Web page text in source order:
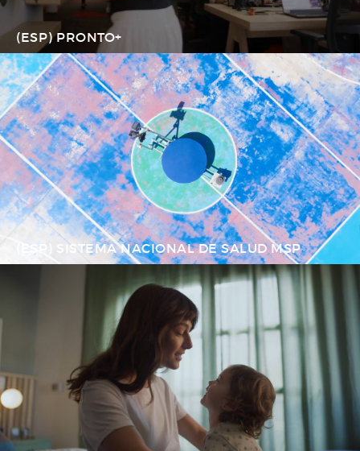
(ESP) PRONTO+
(ESP) SISTEMA NACIONAL DE SALUD MSP